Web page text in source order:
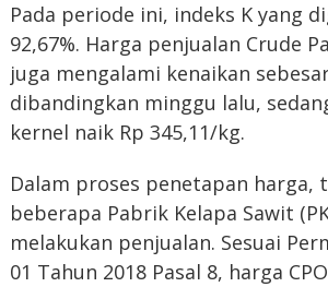
Pada periode ini, indeks K yang
92,67%. Harga penjualan Crude
juga mengalami kenaikan
dibandingkan minggu lalu,
kernel naik Rp 345,11/kg.
Dalam proses penetapan harga,
beberapa Pabrik Kelapa Sawit
melakukan penjualan. Sesuai
01 Tahun 2018 Pasal 8, harga